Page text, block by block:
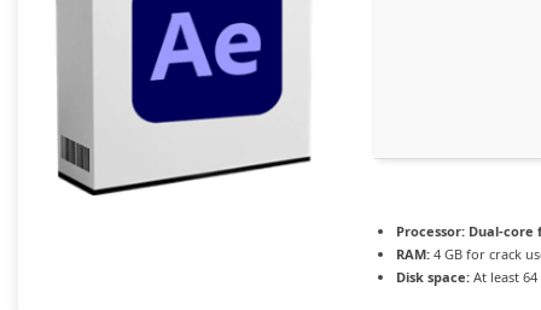
Processor: Dual-core
RAM: 4 GB for crack
Disk space: At least 64